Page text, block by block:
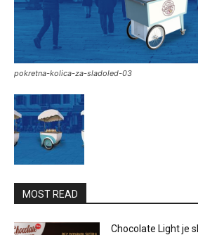
pokretna-kolica-za-sladoled-03
MOST READ
Chocolate Light je